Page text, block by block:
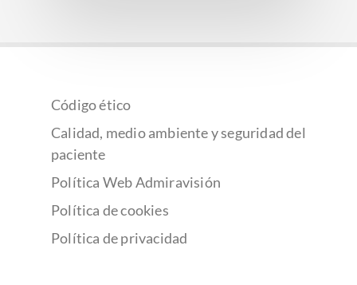
Código ético
Calidad, medio ambiente y seguridad del
paciente
Política Web Admiravisión
Política de cookies
Política de privacidad